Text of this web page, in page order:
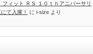
フィット ＲＳ １０ｔｈアニバーサリ
て入庫！
に i-size より